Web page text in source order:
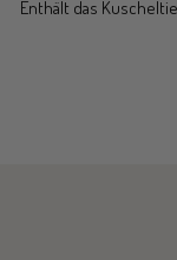
Enthält das